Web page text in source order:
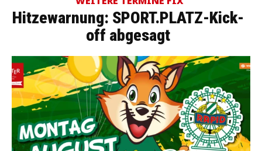
Hitzewarnung: SPORT.PLATZ-Kick-
off abgesagt